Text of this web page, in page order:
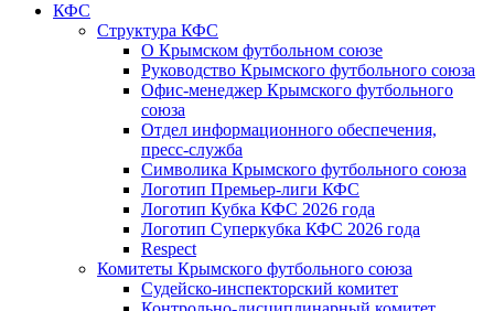
КФС
Структура КФС
О Крымском футбольном союзе
Руководство Крымского футбольного союза
Офис-менеджер Крымского футбольного
союза
Отдел информационного обеспечения,
пресс-служба
Символика Крымского футбольного союза
Логотип Премьер-лиги КФС
Логотип Кубка КФС 2026 года
Логотип Суперкубка КФС 2026 года
Respect
Комитеты Крымского футбольного союза
Судейско-инспекторский комитет